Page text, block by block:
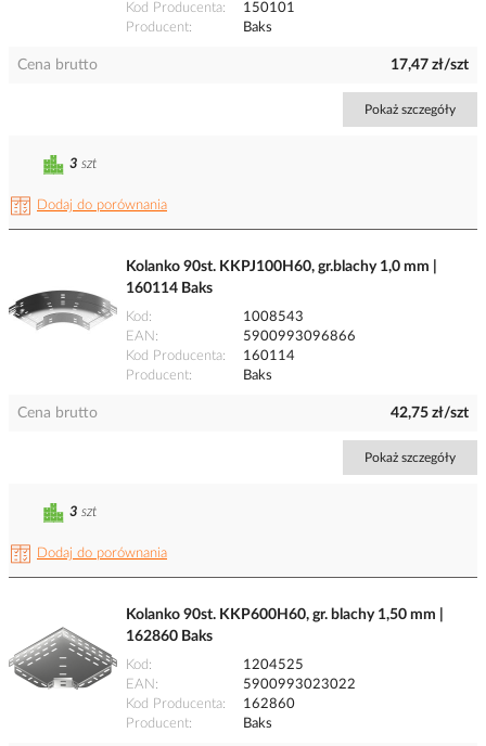
Kod Producenta
150101
Producent
Baks
Cena brutto 17,47 zł/szt
Pokaż szczegóły
Dodaj do porównania
3 szt
Kolanko 90st. KKPJ100H60, gr.blachy 1,0 mm |
160114 Baks
Kod
1008543
EAN
5900993096866
Kod Producenta
160114
Producent
Baks
Cena brutto 42,75 zł/szt
Pokaż szczegóły
Dodaj do porównania
3 szt
Kolanko 90st. KKP600H60, gr. blachy 1,50 mm |
162860 Baks
Kod
1204525
EAN
5900993023022
Kod Producenta
162860
Producent
Baks